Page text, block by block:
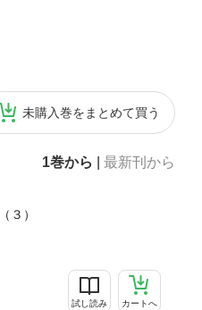
未購入巻をまとめて買う
1巻から 最新刊から
３）
試し読み カートへ